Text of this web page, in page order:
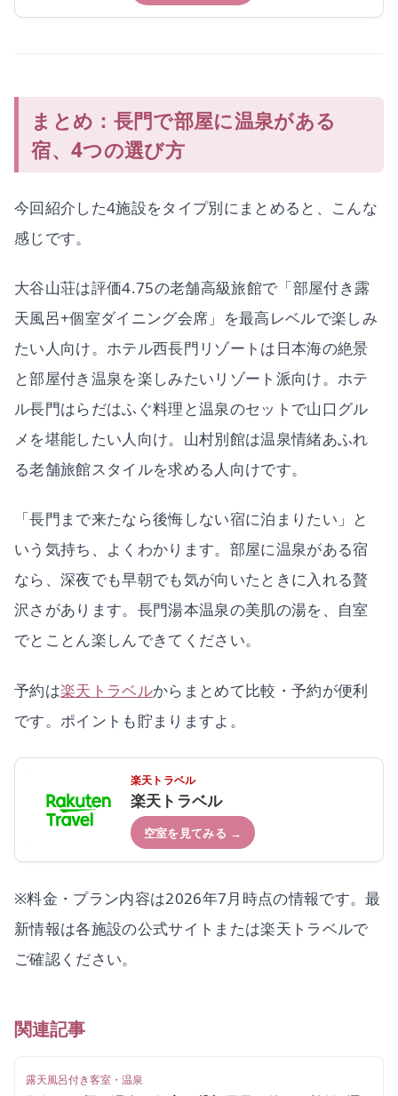
まとめ：長門で部屋に温泉がある
宿、4つの選び方
今回紹介した4施設をタイプ別にまとめると、こんな
感じです。
大谷山荘は評価4.75の老舗高級旅館で「部屋付き露
天風呂+個室ダイニング会席」を最高レベルで楽しみ
たい人向け。ホテル西長門リゾートは日本海の絶景
と部屋付き温泉を楽しみたいリゾート派向け。ホテ
ル長門はらだはふぐ料理と温泉のセットで山口グル
メを堪能したい人向け。山村別館は温泉情緒あふれ
る老舗旅館スタイルを求める人向けです。
「長門まで来たなら後悔しない宿に泊まりたい」と
いう気持ち、よくわかります。部屋に温泉がある宿
なら、深夜でも早朝でも気が向いたときに入れる贅
沢さがあります。長門湯本温泉の美肌の湯を、自室
でとことん楽しんできてください。
予約は楽天トラベルからまとめて比較・予約が便利
です。ポイントも貯まりますよ。
楽天トラベル
楽天トラベル
空室を見てみる →
※料金・プラン内容は2026年7月時点の情報です。最
新情報は各施設の公式サイトまたは楽天トラベルで
ご確認ください。
関連記事
露天風呂付き客室・温泉